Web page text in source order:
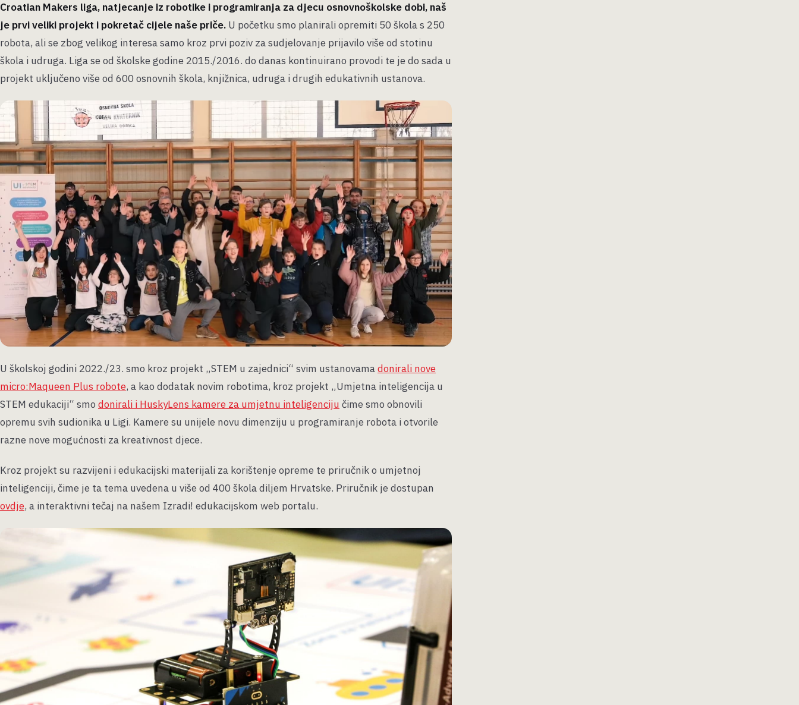
Croatian Makers liga, natjecanje iz robotike i programiranja za djecu osnovnoškolske dobi, naš
je prvi veliki projekt i pokretač cijele naše priče. U početku smo planirali opremiti 50 škola s 250
robota, ali se zbog velikog interesa samo kroz prvi poziv za sudjelovanje prijavilo više od stotinu
škola i udruga. Liga se od školske godine 2015./2016. do danas kontinuirano provodi te je do sada u
projekt uključeno više od 600 osnovnih škola, knjižnica, udruga i drugih edukativnih ustanova.
U školskoj godini 2022./23. smo kroz projekt „STEM u zajednici“ svim ustanovamadonirali nove
micro:Maqueen Plus robote, a kao dodatak novim robotima, kroz projekt „Umjetna inteligencija u
STEM edukaciji“ smo donirali i HuskyLens kamere za umjetnu inteligenciju čime smo obnovili
opremu svih sudionika u Ligi. Kamere su unijele novu dimenziju u programiranje robota i otvorile
razne nove mogućnosti za kreativnost djece.
Kroz projekt su razvijeni i edukacijski materijali za korištenje opreme te priručnik o umjetnoj
inteligenciji, čime je ta tema uvedena u više od 400 škola diljem Hrvatske. Priručnik je dostupan
ovdje, a interaktivni tečaj na našem Izradi! edukacijskom web portalu.